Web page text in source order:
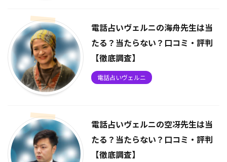
電話占いヴェルニの海舟先生は当
たる？当たらない？口コミ・評判
【徹底調査】
電話占いヴェルニ
電話占いヴェルニの空冴先生は当
たる？当たらない？口コミ・評判
【徹底調査】